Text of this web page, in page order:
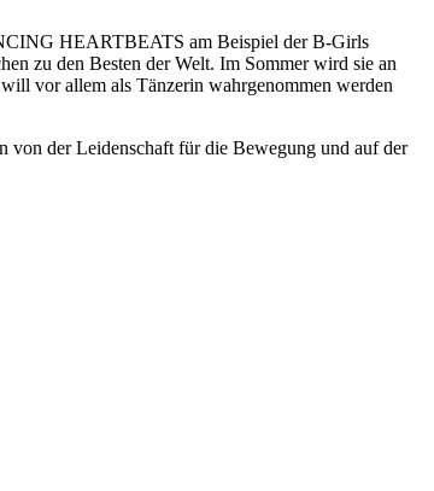
HEARTBEATS am Beispiel der B-Girls
zu den Besten der Welt. Im Sommer wird sie an
vor allem als Tänzerin wahrgenommen werden
von der Leidenschaft für die Bewegung und auf der